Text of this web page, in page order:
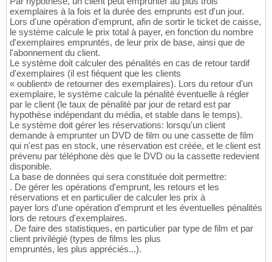
exemplaires à la fois et la durée des emprunts est d'un jour.
Lors d'une opération d'emprunt, afin de sortir le ticket de caisse,
le système calcule le prix total à payer, en fonction du nombre
d'exemplaires empruntés, de leur prix de base, ainsi que de
l'abonnement du client.
Le système doit calculer des pénalités en cas de retour tardif
d'exemplaires (il est fiéquent que les clients
« oublient» de retourner des exemplaires). Lors du retour d'un
exemplaire, le système calcule la pénalité éventuelle à régler
par le client (le taux de pénalité par jour de retard est par
hypothèse indépendant du média, et stable dans le temps).
Le système doit gérer les réservations: lorsqu'un client
demande à emprunter un DVD de film ou une cassette de film
qui n'est pas en stock, une réservation est créée, et le client est
prévenu par téléphone dès que le DVD ou la cassette redevient
disponible.
La base de données qui sera constituée doit permettre:
. De gérer les opérations d'emprunt, les retours et les
réservations et en particulier de calculer les prix à
payer lors d'une opération d'emprunt et les éventuelles pénalités
lors de retours d'exemplaires.
. De faire des statistiques, en particulier par type de film et par
client privilégié (types de films les plus
empruntés, les plus appréciés...).